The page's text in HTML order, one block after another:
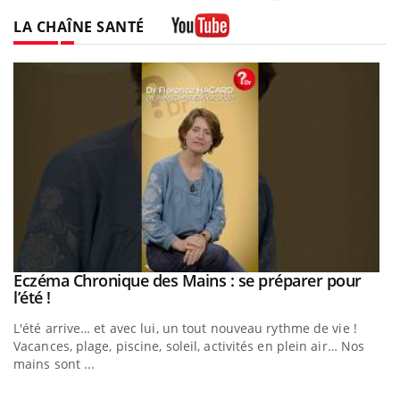
LA CHAÎNE SANTÉ
Youtube
Eczéma Chronique des Mains : se préparer pour
l’été !Youtube
L'été arrive… et avec lui, un tout nouveau rythme de vie !
Vacances, plage, piscine, soleil, activités en plein air… Nos
mains sont ...